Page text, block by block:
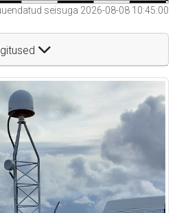
seisuga 2026-08-08 10:45:00